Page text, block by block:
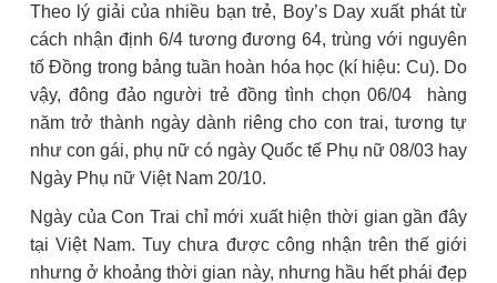
Theo lý giải của nhiều bạn trẻ, Boy’s Day xuất phát từ
cách nhận định 6/4 tương đương 64, trùng với nguyên
tố Đồng trong bảng tuần hoàn hóa học (kí hiệu: Cu). Do
vậy, đông đảo người trẻ đồng tình chọn 06/04 hàng
năm trở thành ngày dành riêng cho con trai, tương tự
như con gái, phụ nữ có ngày Quốc tế Phụ nữ 08/03 hay
Ngày Phụ nữ Việt Nam 20/10.
Ngày của Con Trai chỉ mới xuất hiện thời gian gần đây
tại Việt Nam. Tuy chưa được công nhận trên thế giới
nhưng ở khoảng thời gian này, nhưng hầu hết phái đẹp